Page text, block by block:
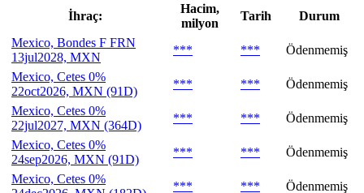
İhraç:
Hacim,
milyon
Tarih
Durum
Mexico, Bondes F FRN
13jul2028, MXN
*** ***
Ödenmemiş
Mexico, Cetes 0%
22oct2026, MXN (91D)
*** ***
Ödenmemiş
Mexico, Cetes 0%
22jul2027, MXN (364D)
*** ***
Ödenmemiş
Mexico, Cetes 0%
24sep2026, MXN (91D)
*** ***
Ödenmemiş
Mexico, Cetes 0%
*** *** Ödenmemiş